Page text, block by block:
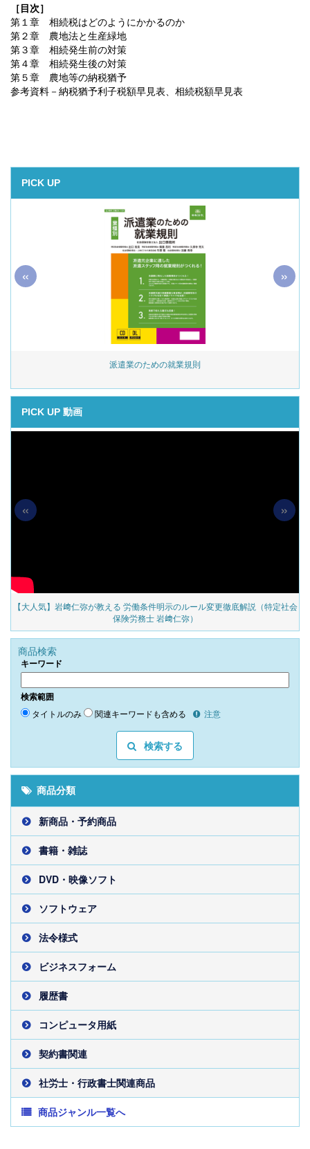
［目次］
第１章 相続税はどのようにかかるのか
第２章 農地法と生産緑地
第３章 相続発生前の対策
第４章 相続発生後の対策
第５章 農地等の納税猶予
参考資料－納税猶予利子税額早見表、相続税額早見表
PICK UP
派遣業のための就業規則
« »
PICK UP 動画
【大人気】岩﨑仁弥が教える 労働条件明示のルール変更徹底解説（特定社会
保険労務士 岩﨑仁弥）
« »
商品検索
キーワード
検索範囲
タイトルのみ 関連キーワードも含める 注意
検索する
商品分類
新商品・予約商品
書籍・雑誌
DVD・映像ソフト
ソフトウェア
法令様式
ビジネスフォーム
履歴書
コンピュータ用紙
契約書関連
社労士・行政書士関連商品
商品ジャンル一覧へ